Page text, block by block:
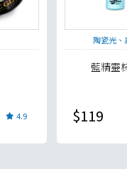
加入購物車
4.9
陶瓷光、
藍精靈
$119